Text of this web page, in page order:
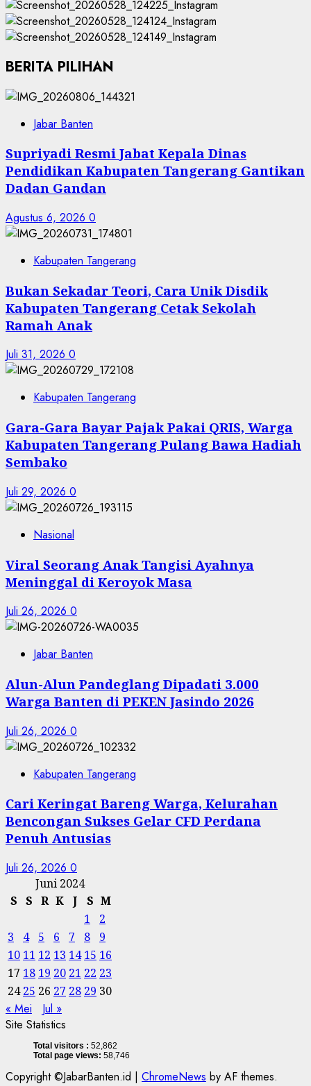
BERITA PILIHAN
Jabar Banten
Supriyadi Resmi Jabat Kepala Dinas
Pendidikan Kabupaten Tangerang Gantikan
Dadan Gandan
Agustus 6, 2026 0
Kabupaten Tangerang
Bukan Sekadar Teori, Cara Unik Disdik
Kabupaten Tangerang Cetak Sekolah
Ramah Anak
Juli 31, 2026 0
Kabupaten Tangerang
Gara-Gara Bayar Pajak Pakai QRIS, Warga
Kabupaten Tangerang Pulang Bawa Hadiah
Sembako
Juli 29, 2026 0
Nasional
Viral Seorang Anak Tangisi Ayahnya
Meninggal di Keroyok Masa
Juli 26, 2026 0
Jabar Banten
Alun-Alun Pandeglang Dipadati 3.000
Warga Banten di PEKEN Jasindo 2026
Juli 26, 2026 0
Kabupaten Tangerang
Cari Keringat Bareng Warga, Kelurahan
Bencongan Sukses Gelar CFD Perdana
Penuh Antusias
Juli 26, 2026 0
Juni 2024
S S R K J S M
1
2
3
4 5 6 7 8
9
10 11 12 13 14 15 16
17 18 19 20 21 22 23
24 25 26 27 28 29 30
« Mei
Jul »
Site Statistics
Total visitors : 52,862
Total page views: 58,746
Copyright ©JabarBanten.id | ChromeNews by AF themes.